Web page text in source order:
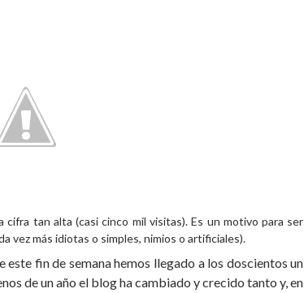
cifra tan alta (casi cinco mil visitas). Es un motivo para ser
vez más idiotas o simples, nimios o artificiales).
fin de semana hemos llegado a los doscientos un
de un año el blog ha cambiado y crecido tanto y, en